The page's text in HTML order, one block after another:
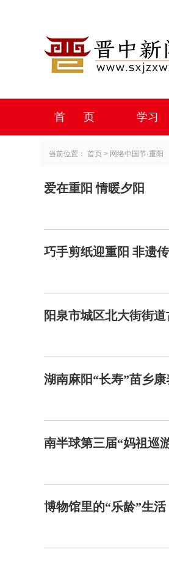
首 页 学习
当前位置： 首页> 网络中国节·重阳
爱在重阳 情暖夕阳
巧手剪纸迎重阳 非遗
阳泉市城区北大街街
湖南麻阳“长寿”苗乡
南半球第三届“妈祖巡
博物馆里的“乐龄”生活